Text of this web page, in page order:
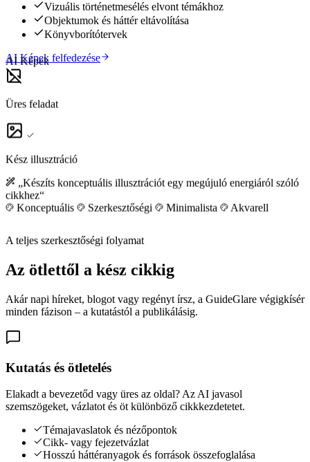
Vizuális történetmesélés elvont témákhoz
Objektumok és háttér eltávolítása
Könyvborítótervek
AI Képek felfedezése
AI Képek
Üres feladat
Kész illusztráció
„Készíts konceptuális illusztrációt egy megújuló energiáról szóló
cikkhez“
Konceptuális
Szerkesztőségi Minimalista Akvarell
A teljes szerkesztőségi folyamat
Az ötlettől a kész cikkig
Akár napi híreket, blogot vagy regényt írsz, a GuideGlare végigkísér
minden fázison – a kutatástól a publikálásig.
Kutatás és ötletelés
Elakadt a bevezetőd vagy üres az oldal? Az AI javasol
szemszögeket, vázlatot és öt különböző cikkkezdetetet.
Témajavaslatok és nézőpontok
Cikk- vagy fejezetvázlat
Hosszú háttéranyagok és források összefoglalása